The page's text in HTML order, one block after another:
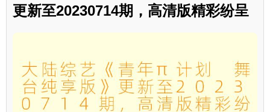
更新至20230714期，高清版精彩纷呈